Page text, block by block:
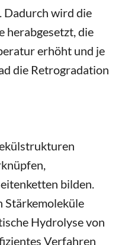
Dadurch wird die
herabgesetzt, die
erhöht und je
die Retrogradation
bilden.
Stärkemoleküle
Hydrolyse von
Verfahren